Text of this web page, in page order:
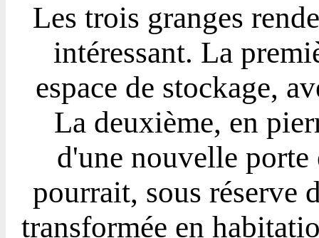
Les trois granges
intéressant. La
espace de stockage,
La deuxième, en
d'une nouvelle porte
pourrait, sous réserve
transformée en